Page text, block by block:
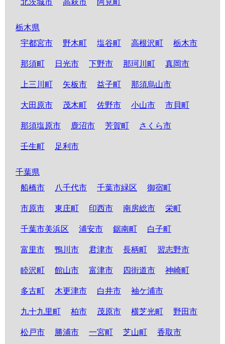
北茨城市 高萩市 阿見町
栃木県
宇都宮市
野木町 塩谷町 高根沢町 栃木市
那須町 日光市 下野市 那珂川町 真岡市
上三川町 矢板市 益子町 那須烏山市
大田原市 茂木町 佐野市 小山市 市貝町
那須塩原市 鹿沼市 芳賀町 さくら市
壬生町 足利市
千葉県
船橋市
八千代市 千葉市緑区 御宿町
市原市 東庄町 印西市 南房総市 栄町
千葉市美浜区 浦安市 鋸南町 白子町
富里市 鴨川市 君津市 長柄町 習志野市
睦沢町 館山市 富津市 四街道市 神崎町
多古町 木更津市 白井市 袖ケ浦市
九十九里町 柏市 茂原市 横芝光町 野田市
松戸市 勝浦市 一宮町 芝山町 香取市